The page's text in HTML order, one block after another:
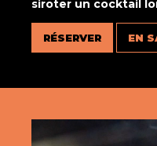
siroter un cocktail
RÉSERVER EN